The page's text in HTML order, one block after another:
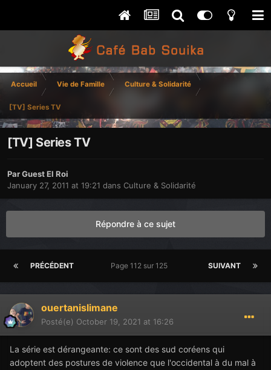
Accueil Vie de Famille Culture & Solidarité
[TV] Series TV
[TV] Series TV
Par Guest El Roi
January 27, 2011 at 19:21 dans Culture & Solidarité
Répondre à ce sujet
PRÉCÉDENT SUIVANT
Page 112 sur 125
ouertanislimane
Posté(e) October 19, 2021 at 16:26
La série est dérangeante: ce sont des sud coréens qui
adoptent des postures de violence que l'occidental à du mal à